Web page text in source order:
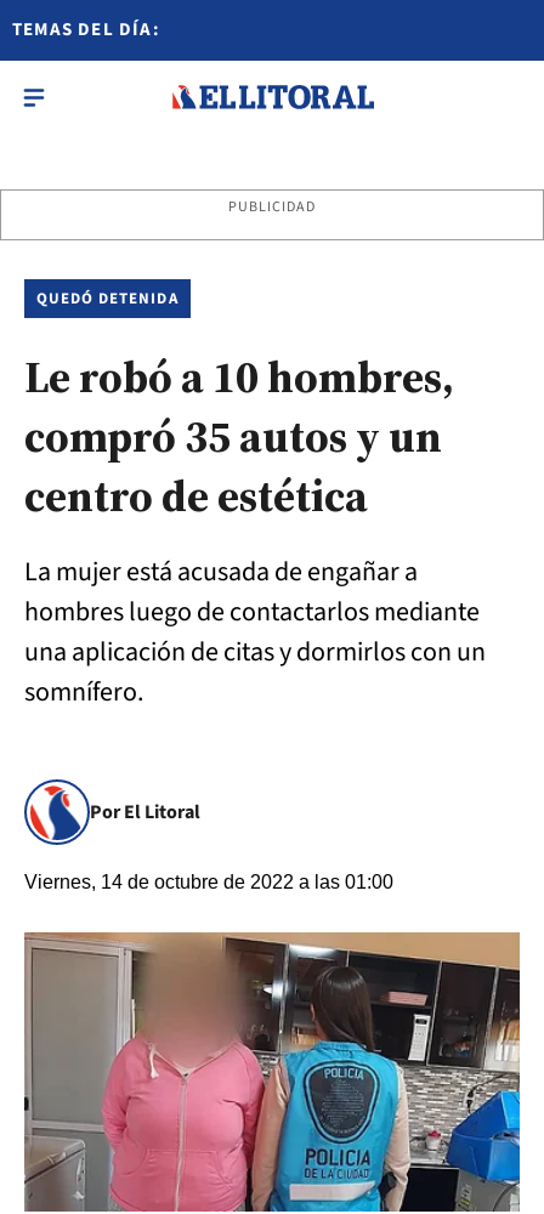
TEMAS DEL DÍA:
PUBLICIDAD
QUEDÓ DETENIDA
Le robó a 10 hombres,
compró 35 autos y un
centro de estética
La mujer está acusada de engañar a
hombres luego de contactarlos mediante
una aplicación de citas y dormirlos con un
somnífero.
Por El Litoral
Viernes, 14 de octubre de 2022 a las 01:00